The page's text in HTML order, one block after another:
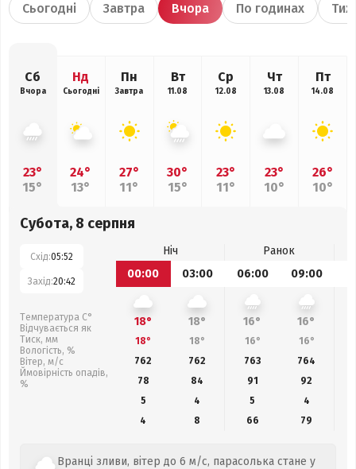
Сьогодні Завтра Вчора По годинах
Сб
Вчора
23°
15°
Нд
Сьогодні
24°
13°
Пн
Завтра
27°
11°
Вт
11.08
30°
15°
Ср
12.08
23°
11°
Чт
13.08
23°
10°
Пт
14.08
26°
10°
Субота, 8 серпня
Схід:05:52
Захід:20:42
Температура С°
Відчувається як
Тиск, мм
Вологість, %
Вітер, м/с
Ймовірність опадів,
%
Ніч
Ранок
00:00
03:00 06:00 09:00
18° 18° 16° 16°
18° 18° 16° 16°
762
762 763 764
78
84 91 92
5
4 5
4
4
8 66 79
Вранці зливи, вітер до 6 м/с, парасолька стане у